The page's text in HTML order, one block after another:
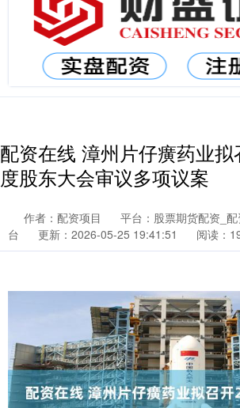
配资在线 漳州片仔癀药业
度股东大会审议多项议案
作者：配资项目
平台：股票期货配资_
台
更新：2026-05-25 19:41:51 阅读：